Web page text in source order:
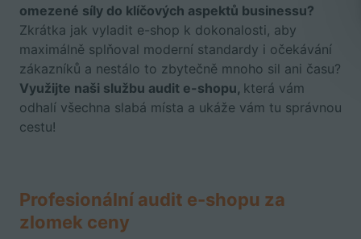
omezené síly do klíčových aspektů businessu?
Zkrátka jak vyladit e-shop k dokonalosti, aby
maximálně splňoval moderní standardy i očekávání
zákazníků a nestálo to zbytečně mnoho sil ani času?
Využijte naši službu audit e-shopu, která vám
odhalí všechna slabá místa a ukáže vám tu správnou
cestu!
Profesionální audit e-shopu za
zlomek ceny